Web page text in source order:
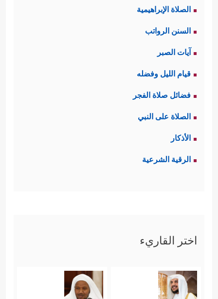
الصلاة الإبراهيمية
السنن الرواتب
آيات الصبر
قيام الليل وفضله
فضائل صلاة الفجر
الصلاة على النبي
الأذكار
الرقية الشرعية
اختر القاريء